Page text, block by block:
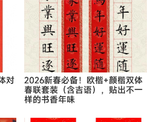
对
2026新春必备！欧楷+颜楷双体
春联套装（含吉语），贴出不一
样的书香年味